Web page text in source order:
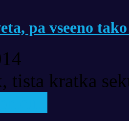
pa vseeno
tista kratka